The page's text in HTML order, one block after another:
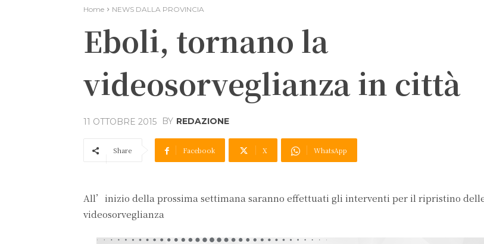
Home NEWS DALLA PROVINCIA
Eboli, tornano la
videosorveglianza in città
11 OTTOBRE 2015 BY REDAZIONE
Share Facebook X WhatsApp
All’inizio della prossima settimana saranno effettuati gli interventi per il ripristino
videosorveglianza